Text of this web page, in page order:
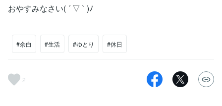
おやすみなさい( ´ ▽ ` )ﾉ
#余白 #生活 #ゆとり #休日
2